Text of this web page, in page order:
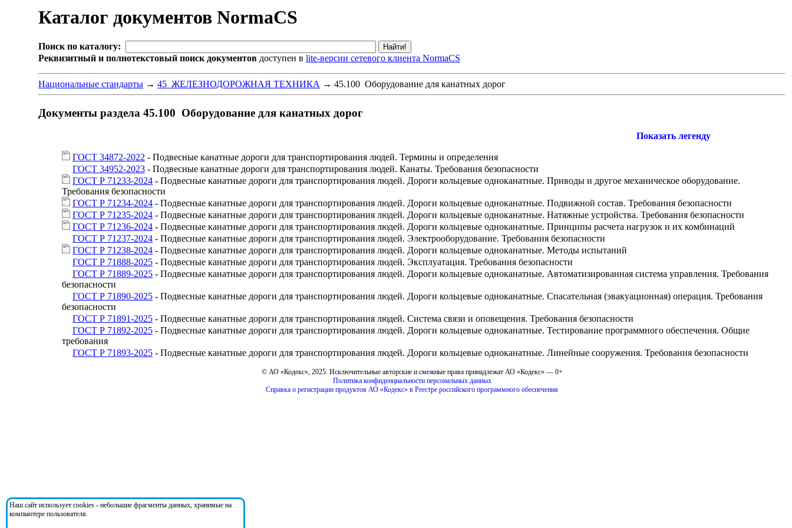
Каталог документов NormaCS
Поиск по каталогу:
Реквизитный и полнотекстовый поиск документов доступен в lite-версии сетевого клиента NormaCS
Национальные стандарты → 45 ЖЕЛЕЗНОДОРОЖНАЯ ТЕХНИКА → 45.100 Оборудование для канатных дорог
Документы раздела 45.100 Оборудование для канатных дорог
Показать легенду
ГОСТ 34872-2022 - Подвесные канатные дороги для транспортирования людей. Термины и определения
ГОСТ 34952-2023 - Подвесные канатные дороги для транспортирования людей. Канаты. Требования безопасности
ГОСТ Р 71233-2024 - Подвесные канатные дороги для транспортирования людей. Дороги кольцевые одноканатные. Приводы и другое механическое оборудование.
Требования безопасности
ГОСТ Р 71234-2024 - Подвесные канатные дороги для транспортирования людей. Дороги кольцевые одноканатные. Подвижной состав. Требования безопасности
ГОСТ Р 71235-2024 - Подвесные канатные дороги для транспортирования людей. Дороги кольцевые одноканатные. Натяжные устройства. Требования безопасности
ГОСТ Р 71236-2024 - Подвесные канатные дороги для транспортирования людей. Дороги кольцевые одноканатные. Принципы расчета нагрузок и их комбинаций
ГОСТ Р 71237-2024 - Подвесные канатные дороги для транспортирования людей. Электрооборудование. Требования безопасности
ГОСТ Р 71238-2024 - Подвесные канатные дороги для транспортирования людей. Дороги кольцевые одноканатные. Методы испытаний
ГОСТ Р 71888-2025 - Подвесные канатные дороги для транспортирования людей. Эксплуатация. Требования безопасности
ГОСТ Р 71889-2025 - Подвесные канатные дороги для транспортирования людей. Дороги кольцевые одноканатные. Автоматизированная система управления. Требования
безопасности
ГОСТ Р 71890-2025 - Подвесные канатные дороги для транспортирования людей. Дороги кольцевые одноканатные. Спасательная (эвакуационная) операция. Требования
безопасности
ГОСТ Р 71891-2025 - Подвесные канатные дороги для транспортирования людей. Система связи и оповещения. Требования безопасности
ГОСТ Р 71892-2025 - Подвесные канатные дороги для транспортирования людей. Дороги кольцевые одноканатные. Тестирование программного обеспечения. Общие
требования
ГОСТ Р 71893-2025 - Подвесные канатные дороги для транспортирования людей. Дороги кольцевые одноканатные. Линейные сооружения. Требования безопасности
© АО «Кодекс», 2025. Исключительные авторские и смежные права принадлежат АО «Кодекс» — 0+
Политика конфиденциальности персональных данных
Справка о регистрации продуктов АО «Кодекс» в Реестре российского программного обеспечения
Наш сайт использует cookies - небольшие фрагменты данных, хранимые на
компьютере пользователя.